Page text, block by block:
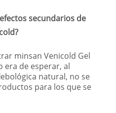
secundarios de
minsan Venicold Gel
era de esperar, al
natural, no se
para los que se